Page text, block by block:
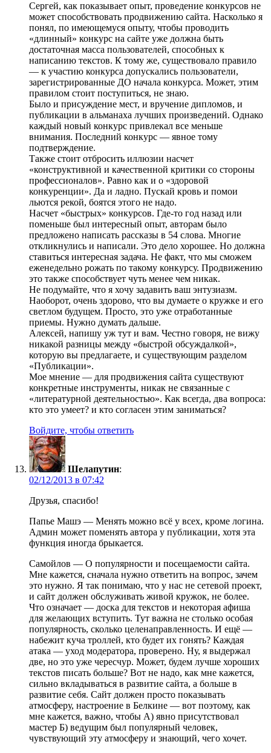
Сергей, как показывает опыт, проведение конкурсов не
может способствовать продвижению сайта. Насколько я
понял, по имеющемуся опыту, чтобы проводить
«длинный» конкурс на сайте уже должна быть
достаточная масса пользователей, способных к
написанию текстов. К тому же, существовало правило
— к участию конкурса допускались пользователи,
зарегистрированные ДО начала конкурса. Может, этим
правилом стоит поступиться, не знаю.
Было и присуждение мест, и вручение дипломов, и
публикации в альманаха лучших произведений. Однако
каждый новый конкурс привлекал все меньше
внимания. Последний конкурс — явное тому
подтверждение.
Также стоит отбросить иллюзии насчет
«конструктивной и качественной критики со стороны
профессионалов». Равно как и о «здоровой
конкуренции». Да и ладно. Пускай кровь и помои
льются рекой, боятся этого не надо.
Насчет «быстрых» конкурсов. Где-то год назад или
поменьше был интересный опыт, авторам было
предложено написать рассказы в 54 слова. Многие
откликнулись и написали. Это дело хорошее. Но должна
ставиться интересная задача. Не факт, что мы сможем
еженедельно рожать по такому конкурсу. Продвижению
это также способствует чуть менее чем никак.
Не подумайте, что я хочу задавить ваш энтузиазм.
Наоборот, очень здорово, что вы думаете о кружке и его
светлом будущем. Просто, это уже отработанные
приемы. Нужно думать дальше.
Алексей, напишу уж тут и вам. Честно говоря, не вижу
никакой разницы между «быстрой обсуждалкой»,
которую вы предлагаете, и существующим разделом
«Публикации».
Мое мнение — для продвижения сайта существуют
конкретные инструменты, никак не связанные с
«литературной деятельностью». Как всегда, два вопроса:
кто это умеет? и кто согласен этим заниматься?
Войдите, чтобы ответить
Шелапутин:
02/12/2013 в 07:42
Друзья, спасибо!
Папье Машэ — Менять можно всё у всех, кроме логина.
Админ может поменять автора у публикации, хотя эта
функция иногда брыкается.
Самойлов — O популярности и посещаемости сайта.
Мне кажется, сначала нужно ответить на вопрос, зачем
это нужно. Я так понимаю, что у нас не сетевой проект,
и сайт должен обслуживать живой кружок, не более.
Что означает — доска для текстов и некоторая афиша
для желающих вступить. Тут важна не столько особая
популярность, сколько целенаправленность. И ещё —
набежит куча троллей, кто будет их гонять? Каждая
атака — уход модератора, проверено. Ну, я выдержал
две, но это уже чересчур. Может, будем лучше хороших
текстов писать больше? Вот не надо, как мне кажется,
сильно вкладываться в развитие сайта, а больше в
развитие себя. Сайт должен просто показывать
атмосферу, настроение в Белкине — вот поэтому, как
мне кажется, важно, чтобы А) явно присутствовал
мастер Б) ведущим был популярный человек,
чувствующий эту атмосферу и знающий, чего хочет.